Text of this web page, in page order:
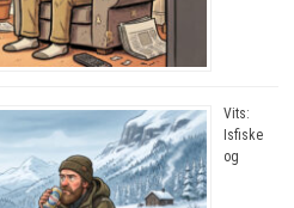
Vits:
Isfiske
og